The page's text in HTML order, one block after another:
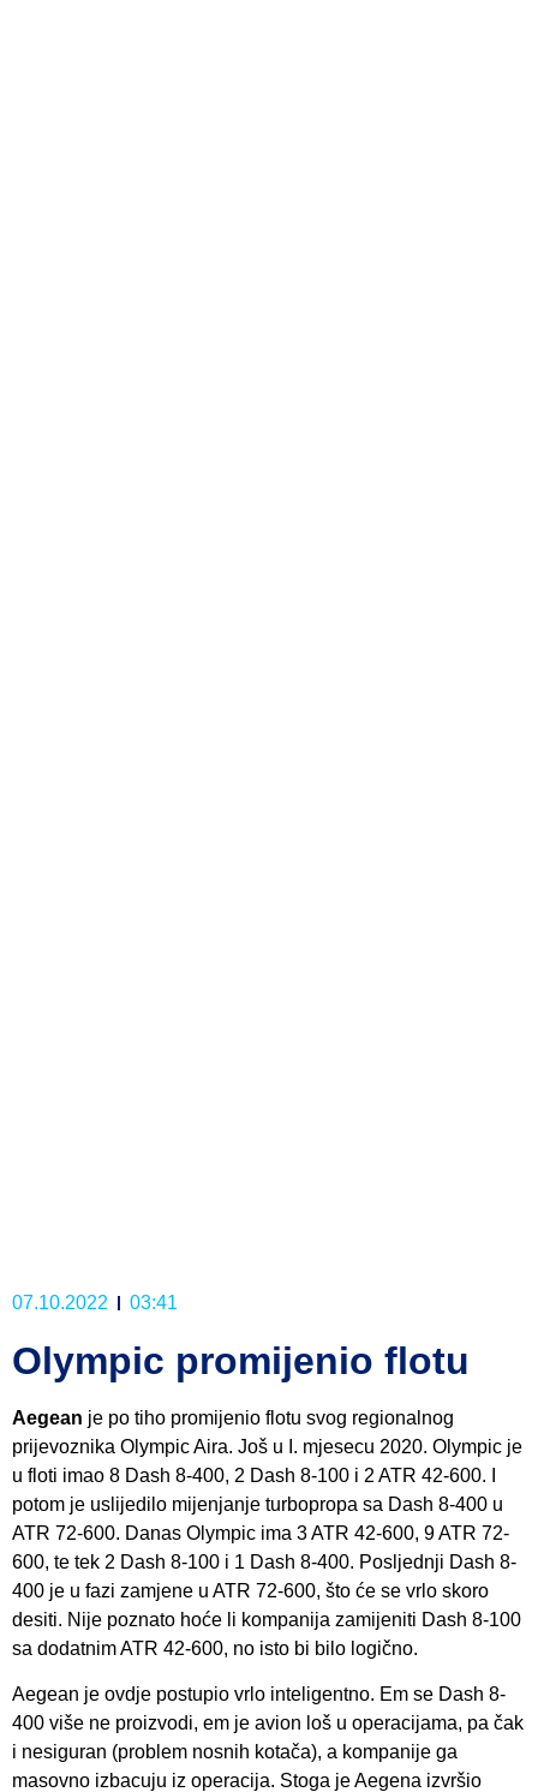
07.10.2022 03:41
Olympic promijenio flotu
Aegean je po tiho promijenio flotu svog regionalnog
prijevoznika Olympic Aira. Još u I. mjesecu 2020. Olympic je
u floti imao 8 Dash 8-400, 2 Dash 8-100 i 2 ATR 42-600. I
potom je uslijedilo mijenjanje turbopropa sa Dash 8-400 u
ATR 72-600. Danas Olympic ima 3 ATR 42-600, 9 ATR 72-
600, te tek 2 Dash 8-100 i 1 Dash 8-400. Posljednji Dash 8-
400 je u fazi zamjene u ATR 72-600, što će se vrlo skoro
desiti. Nije poznato hoće li kompanija zamijeniti Dash 8-100
sa dodatnim ATR 42-600, no isto bi bilo logično.
Aegean je ovdje postupio vrlo inteligentno. Em se Dash 8-
400 više ne proizvodi, em je avion loš u operacijama, pa čak
i nesiguran (problem nosnih kotača), a kompanije ga
masovno izbacuju iz operacija. Stoga je Aegena izvršio